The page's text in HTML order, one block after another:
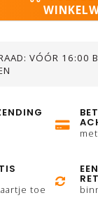
VÓÓR 16:00
toe